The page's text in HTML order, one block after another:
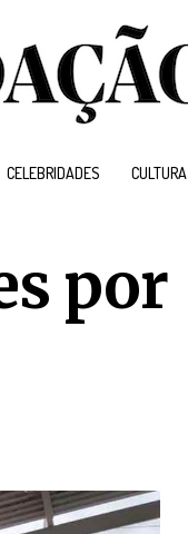
CELEBRIDADES CULTURA
por